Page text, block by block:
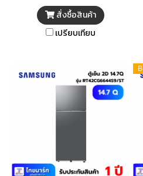
คอมเพรสเซอร์รับประกัน 5 ปี
สั่งซื้อสินค้า
เปรียบเทียบ